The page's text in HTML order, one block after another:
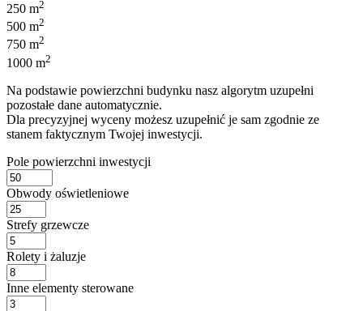
250 m2
500 m2
750 m2
1000 m2
Na podstawie powierzchni budynku nasz algorytm uzupełni
pozostałe dane automatycznie.
Dla precyzyjnej wyceny możesz uzupełnić je sam zgodnie ze
stanem faktycznym Twojej inwestycji.
Pole powierzchni inwestycji
Obwody oświetleniowe
Strefy grzewcze
Rolety i żaluzje
Inne elementy sterowane